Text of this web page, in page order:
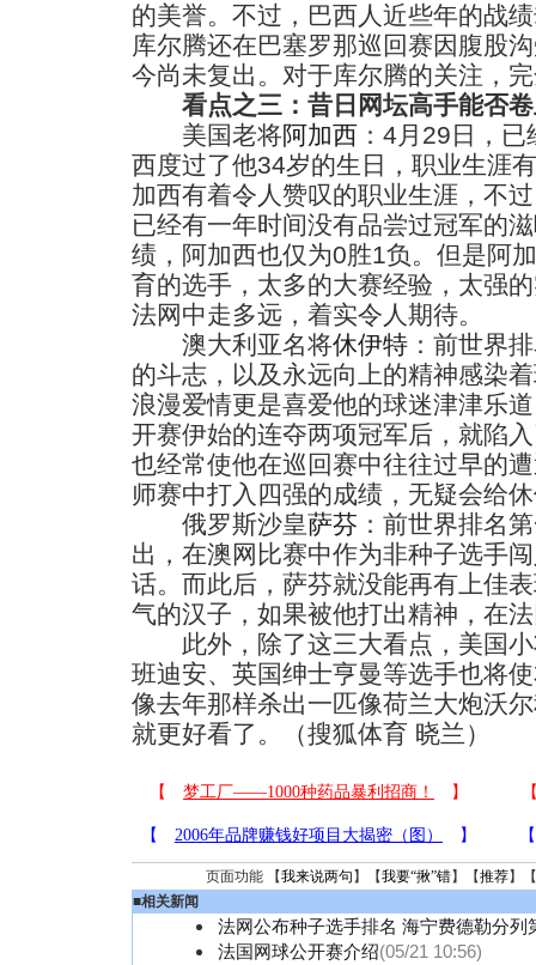
的美誉。不过，巴西人近些年的战
库尔腾还在巴塞罗那巡回赛因腹股
今尚未复出。对于库尔腾的关注，
看点之三：昔日网坛高手能否
美国老将阿加西 ：4月29日，
西度过了他34岁的生日，职业生涯
加西有着令人赞叹的职业生涯，不
已经有一年时间没有品尝过冠军的
绩，阿加西也仅为0胜1负。但是阿
育的选手，太多的大赛经验，太强
法网中走多远，着实令人期待。
澳大利亚名将休伊特 ：前世界
的斗志，以及永远向上的精神感染
浪漫爱情更是喜爱他的球迷津津乐
开赛伊始的连夺两项冠军后，就陷
也经常使他在巡回赛中往往过早的
师赛中打入四强的成绩，无疑会给
俄罗斯沙皇萨芬 ：前世界排名
出，在澳网比赛中作为非种子选手
话。而此后，萨芬就没能再有上佳
气的汉子，如果被他打出精神，在
此外，除了这三大看点，美国
班迪安、英国绅士亨曼等选手也将
像去年那样杀出一匹像荷兰大炮沃
就更好看了。（搜狐体育 晓兰）
页面功能 【我来说两句 】【我要“揪”错】【推荐】
■相关新闻
法网公布种子选手排名 海宁费德勒分列
法国网球公开赛介绍(05/21 10:56)